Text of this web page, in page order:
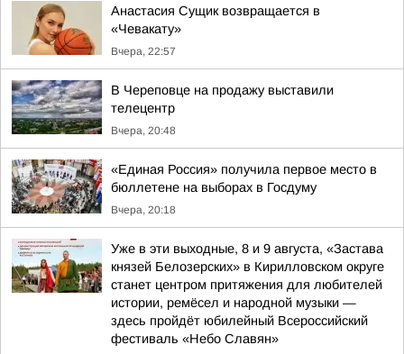
Анастасия Сущик возвращается в
«Чевакату»
Вчера, 22:57
В Череповце на продажу выставили
телецентр
Вчера, 20:48
«Единая Россия» получила первое место в
бюллетене на выборах в Госдуму
Вчера, 20:18
Уже в эти выходные, 8 и 9 августа, «Застава
князей Белозерских» в Кирилловском округе
станет центром притяжения для любителей
истории, ремёсел и народной музыки —
здесь пройдёт юбилейный Всероссийский
фестиваль «Небо Славян»